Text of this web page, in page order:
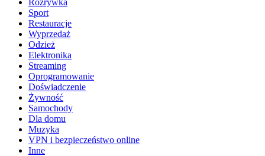
Sport
Restauracje
Wyprzedaż
Odzież
Elektronika
Streaming
Oprogramowanie
Doświadczenie
Żywność
Samochody
Dla domu
Muzyka
VPN i bezpieczeństwo online
Inne